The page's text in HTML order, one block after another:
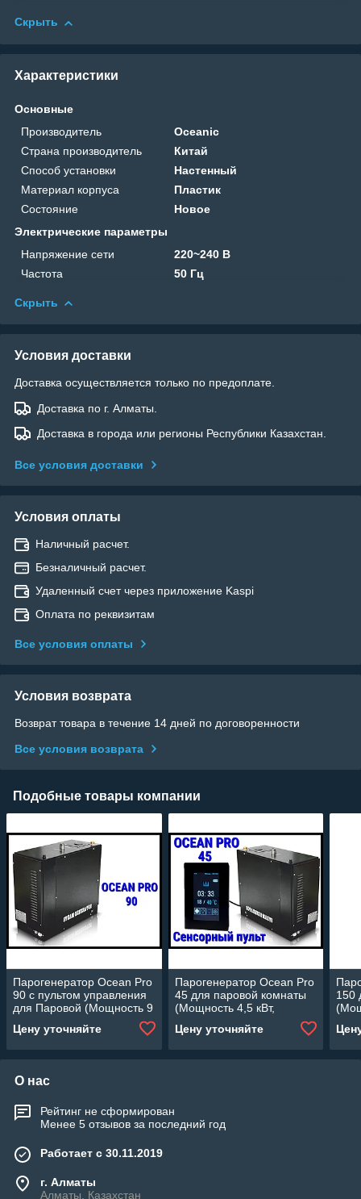
Скрыть
Характеристики
Основные
Производитель
Oceanic
Страна производитель
Китай
Способ установки
Настенный
Материал корпуса
Пластик
Состояние
Новое
Электрические параметры
Напряжение сети
220~240 В
Частота
50 Гц
Скрыть
Условия доставки
Доставка осуществляется только по предоплате.
Доставка по г. Алматы.
Доставка в города или регионы Республики Казахстан.
Все условия доставки
Условия оплаты
Наличный расчет.
Безналичный расчет.
Удаленный счет через приложение Kaspi
Оплата по реквизитам
Все условия оплаты
Условия возврата
Возврат товара в течение 14 дней по договоренности
Все условия возврата
Подобные товары компании
Парогенератор Ocean Pro
90 c пультом управления
для Паровой (Мощность 9
Цену уточняйте
Парогенератор Ocean Pro
45 для паровой комнаты
(Мощность 4,5 кВт,
автоматическая
Цену уточняйте
150
О нас
Рейтинг не сформирован
Менее 5 отзывов за последний год
Работает с 30.11.2019
г. Алматы
Алматы, Казахстан